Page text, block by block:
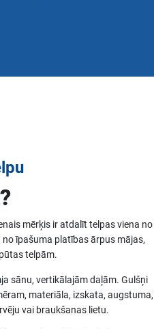
mērķis ir atdalīt telpas viena no
īpašuma platības ārpus mājas,
telpām.
sānu, vertikālajām daļām. Gulšņi
materiāla, izskata, augstuma,
vai braukšanas lietu.